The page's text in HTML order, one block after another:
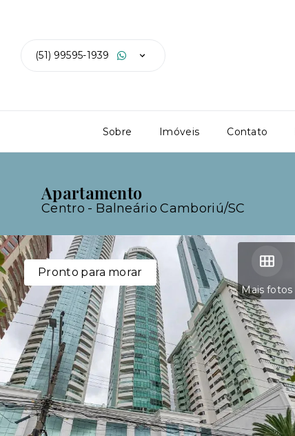
(51) 99595-1939
Sobre Imóveis Contato
Apartamento
Centro - Balneário Camboriú/SC
Mais fotos
Pronto para morar